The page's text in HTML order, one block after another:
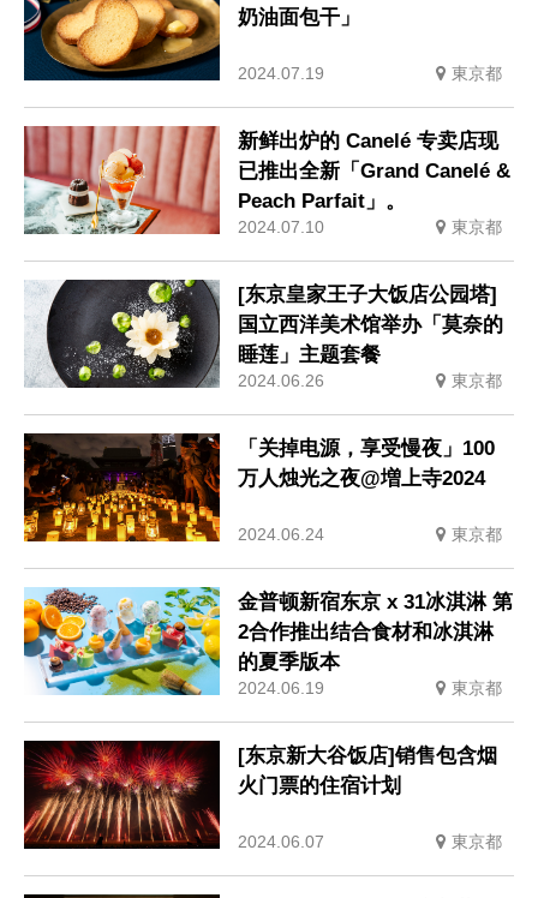
奶油面包干」
2024.07.19 東京都
新鲜出炉的 Canelé 专卖店现
已推出全新「Grand Canelé &
Peach Parfait」。
2024.07.10 東京都
[东京皇家王子大饭店公园塔]
国立西洋美术馆举办「莫奈的
睡莲」主题套餐
2024.06.26 東京都
「关掉电源，享受慢夜」100
万人烛光之夜@増上寺2024
2024.06.24 東京都
金普顿新宿东京 x 31冰淇淋 第
2合作推出结合食材和冰淇淋
的夏季版本
2024.06.19 東京都
[东京新大谷饭店]销售包含烟
火门票的住宿计划
2024.06.07 東京都